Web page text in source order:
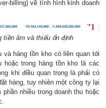
billing) về tình hình kinh doanh
tiền âm và thiếu ổn định
hàng tồn kho có liên quan tới
hoặc trong hàng tồn kho là các
khi điều quan trọng là phải có
hàng, tuy nhiên một công ty lại
nhiều trong doanh thu hoặc